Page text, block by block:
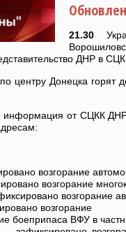
21.30
ДНР в
центру Донецка
информация от СЦКК
возгорание
возгорание
возгорание
возгорание
боеприпаса ВФУ в